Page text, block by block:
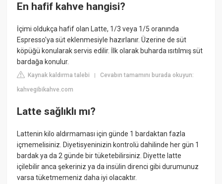
En hafif kahve hangisi?
İçimi oldukça hafif olan Latte, 1/3 veya 1/5 oranında
Espresso'ya süt eklenmesiyle hazırlanır. Üzerine de süt
köpüğü konularak servis edilir. İlk olarak buharda ısıtılmış süt
bardağa konulur.
Kaynak kaldırma talebi |Cevabın tamamını burada okuyun:
kahvegibikahve.com
Latte sağlıklı mı?
Lattenin kilo aldırmaması için günde 1 bardaktan fazla
içmemelisiniz. Diyetisyeninizin kontrolü dahilinde her gün 1
bardak ya da 2 günde bir tüketebilirsiniz. Diyette latte
içilebilir anca şekeriniz ya da insülin direnci gibi durumunuz
varsa tüketmemeniz daha iyi olacaktır.